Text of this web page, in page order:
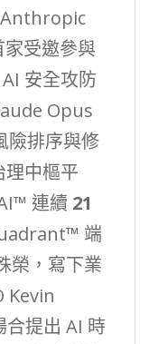
受邀參與
安全攻防
Opus
險排序與修
理中樞平
連續 21
端
榮，寫下業
Kevin
提出 AI 時